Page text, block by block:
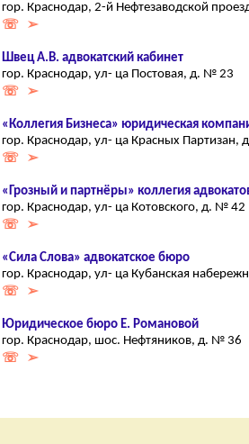
гор. Краснодар, 2-й Нефтезаводской
☏ ➢
Швец А.В. адвокатский кабинет
гор. Краснодар, ул- ца Постовая, д. № 23
☏ ➢
«Коллегия Бизнеса» юридическая
гор. Краснодар, ул- ца Красных Партизан,
☏ ➢
«Грозный и партнёры» коллегия
гор. Краснодар, ул- ца Котовского, д. № 42
☏ ➢
«Сила Слова» адвокатское бюро
гор. Краснодар, ул- ца Кубанская
☏ ➢
Юридическое бюро Е. Романовой
гор. Краснодар, шос. Нефтяников, д. № 36
☏ ➢